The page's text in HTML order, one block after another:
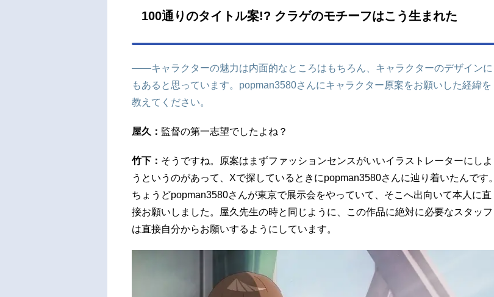
100通りのタイトル案!? クラゲのモチーフはこう生まれた
――キャラクターの魅力は内面的なところはもちろん、キャラクターのデザインに
もあると思っています。popman3580さんにキャラクター原案をお願いした経緯を
教えてください。
屋久： 監督の第一志望でしたよね？
竹下： そうですね。原案はまずファッションセンスがいいイラストレーターにしよ
うというのがあって、Xで探しているときにpopman3580さんに辿り着いたんです。
ちょうどpopman3580さんが東京で展示会をやっていて、そこへ出向いて本人に直
接お願いしました。屋久先生の時と同じように、この作品に絶対に必要なスタッフ
は直接自分からお願いするようにしています。